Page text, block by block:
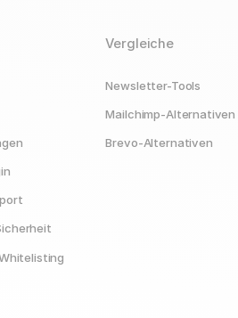
Vergleiche
Newsletter-Tools
Mailchimp-Alternativen
Brevo-Alternativen